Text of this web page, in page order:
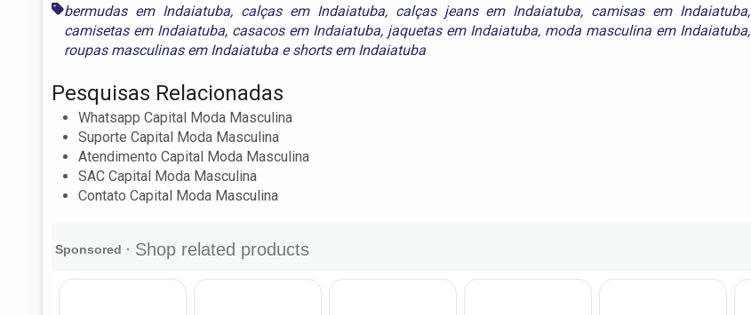
bermudas em Indaiatuba, calças em Indaiatuba, calças jeans em Indaiatuba, camisas em Indaiatuba,
camisetas em Indaiatuba, casacos em Indaiatuba, jaquetas em Indaiatuba, moda masculina em Indaiatuba,
roupas masculinas em Indaiatuba eshorts em Indaiatuba
Pesquisas Relacionadas
Whatsapp Capital Moda Masculina
Suporte Capital Moda Masculina
Atendimento Capital Moda Masculina
SAC Capital Moda Masculina
Contato Capital Moda Masculina